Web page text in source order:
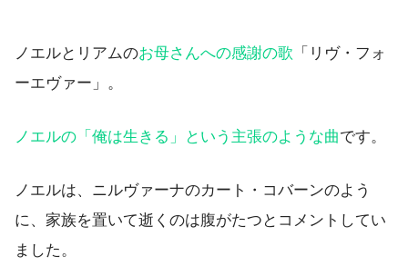
ノエルとリアムのお母さんへの感謝の歌 「リヴ・フォ
ーエヴァー」。
ノエルの「俺は生きる」という主張のような曲です。
ノエルは、ニルヴァーナのカート・コバーンのよう
に、家族を置いて逝くのは腹がたつとコメントしてい
ました。